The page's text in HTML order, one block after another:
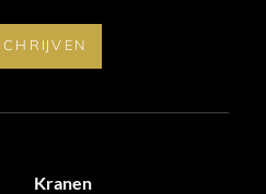
Kranen